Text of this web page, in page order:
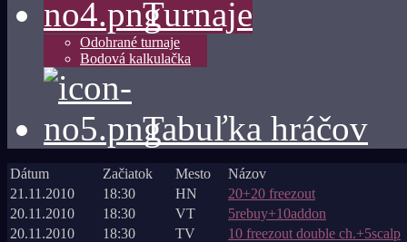
Turnaje
Odohrané turnaje
Bodová kalkulačka
Tabuľka hráčov
Dátum Začiatok Mesto
Názov
21.11.2010
18:30 HN
20+20 freezout
20.11.2010
18:30 VT
5rebuy+10addon
20.11.2010
18:30 TV
10 freezout double ch.+5scalp